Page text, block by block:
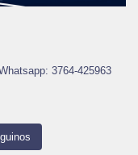
3764-425963